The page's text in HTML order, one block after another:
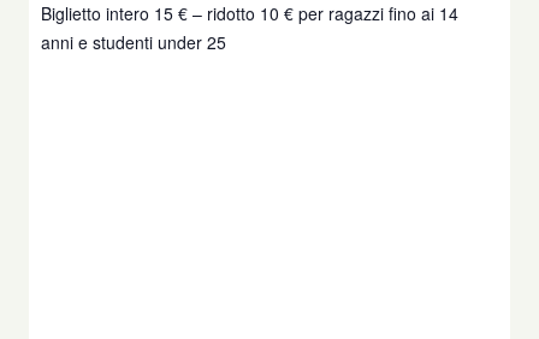
Biglietto intero 15 € – ridotto 10 € per ragazzi fino ai 14
anni e studenti under 25